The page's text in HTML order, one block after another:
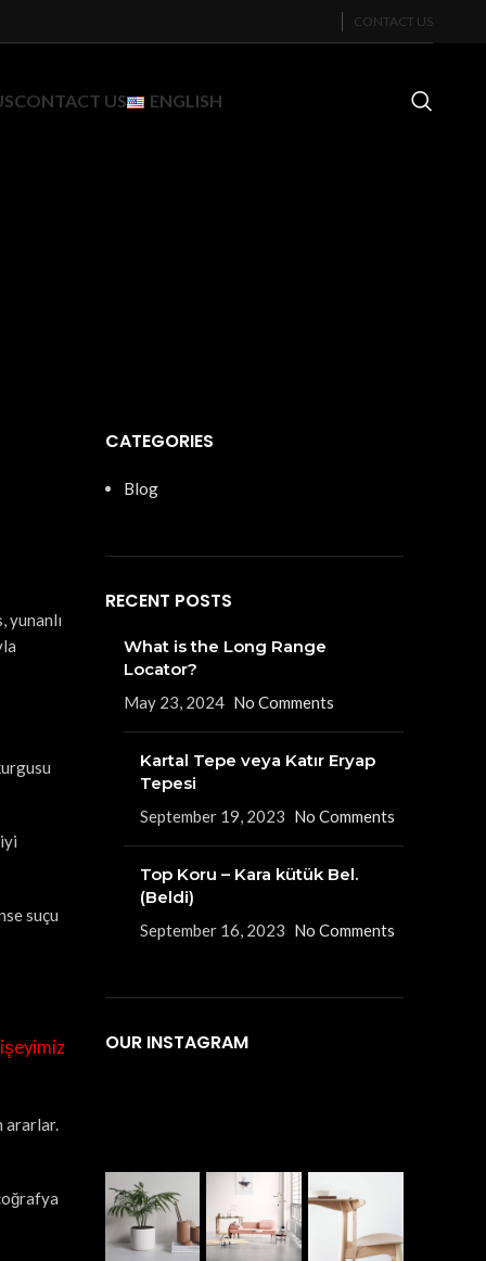
CONTACT US
CONTACT US ENGLISH
yunanlı
suçu
ararlar.
CATEGORIES
Blog
RECENT POSTS
What is the Long Range
Locator?
May 23, 2024 No Comments
Kartal Tepe veya Katır Eryap
Tepesi
September 19, 2023 No Comments
Top Koru – Kara kütük Bel.
(Beldi)
September 16, 2023 No Comments
OUR INSTAGRAM